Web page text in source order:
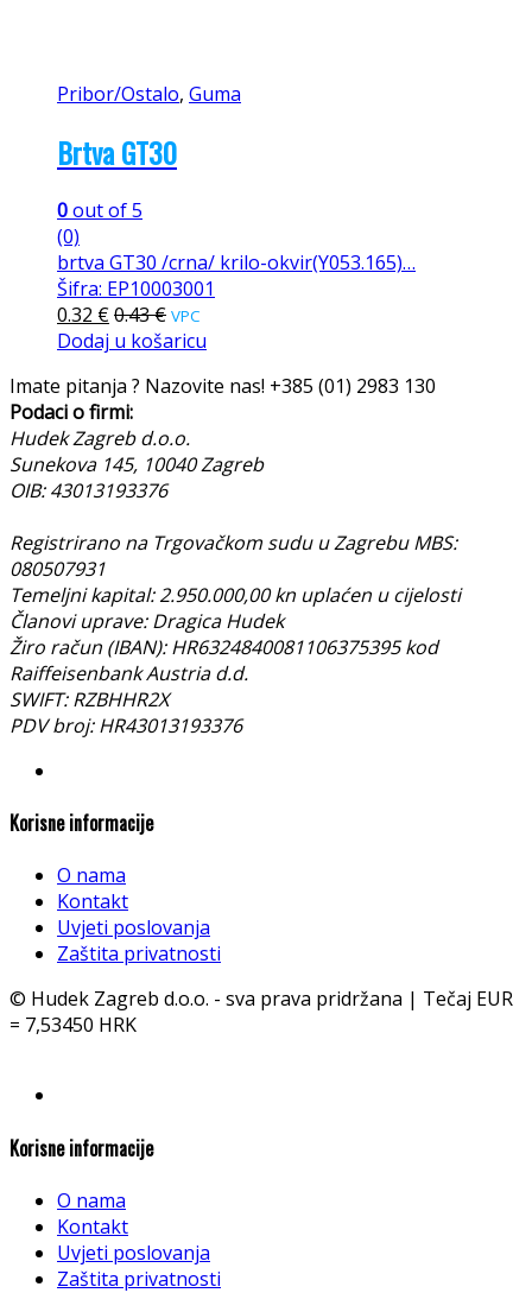
Pribor/Ostalo, Guma
Brtva GT30
0out of 5
(0)
brtva GT30 /crna/ krilo-okvir(Y053.165)…
Šifra: EP10003001
0.32 €0.43€ VPC
Dodaj u košaricu
Imate pitanja ? Nazovite nas! +385 (01) 2983 130
Podaci o firmi:
Hudek Zagreb d.o.o.
Sunekova 145, 10040 Zagreb
OIB: 43013193376
Registrirano na Trgovačkom sudu u Zagrebu MBS:
080507931
Temeljni kapital: 2.950.000,00 kn uplaćen u cijelosti
Članovi uprave: Dragica Hudek
Žiro račun (IBAN): HR6324840081106375395 kod
Raiffeisenbank Austria d.d.
SWIFT: RZBHHR2X
PDV broj: HR43013193376
Korisne informacije
O nama
Kontakt
Uvjeti poslovanja
Zaštita privatnosti
© Hudek Zagreb d.o.o. - sva prava pridržana | Tečaj EUR
= 7,53450 HRK
Korisne informacije
O nama
Kontakt
Uvjeti poslovanja
Zaštita privatnosti